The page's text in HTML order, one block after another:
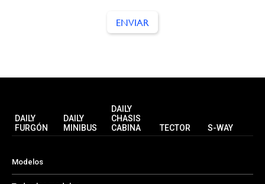
DAILY
FURGÓN
DAILY
MINIBUS
DAILY
CHASIS
CABINA
TECTOR S-WAY
Modelos